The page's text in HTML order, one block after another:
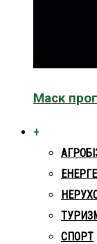
Маск
+
СПОРТ